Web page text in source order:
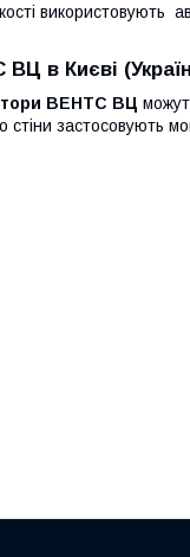
використовують
в Києві
ВЕНТС ВЦ
стіни застосовують